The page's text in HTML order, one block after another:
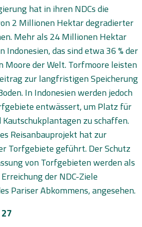
hat in ihren NDCs die
2 Millionen Hektar degradierter
Mehr als 24 Millionen Hektar
das sind etwa 36 % der
Moore der Welt. Torfmoore leisten
zur langfristigen Speicherung
In Indonesien werden jedoch
entwässert, um Platz für
zu schaffen.
Reisanbauprojekt hat zur
Torfgebiete geführt. Der Schutz
von Torfgebieten werden als
der NDC-Ziele
Pariser Abkommens, angesehen.